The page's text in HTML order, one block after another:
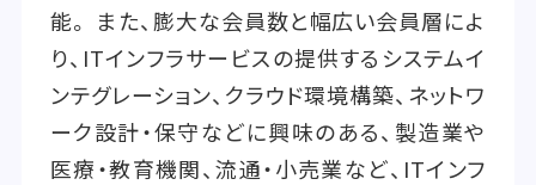
能。 また、膨大な会員数と幅広い会員層によ
り、ITインフラサービスの提供するシステムイ
ンテグレーション、クラウド環境構築、ネットワ
ーク設計・保守などに興味のある、製造業や
医療・教育機関、流通・小売業など、ITインフ